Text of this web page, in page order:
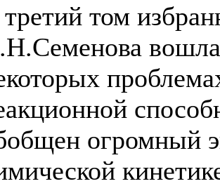
том
вошла
огромный